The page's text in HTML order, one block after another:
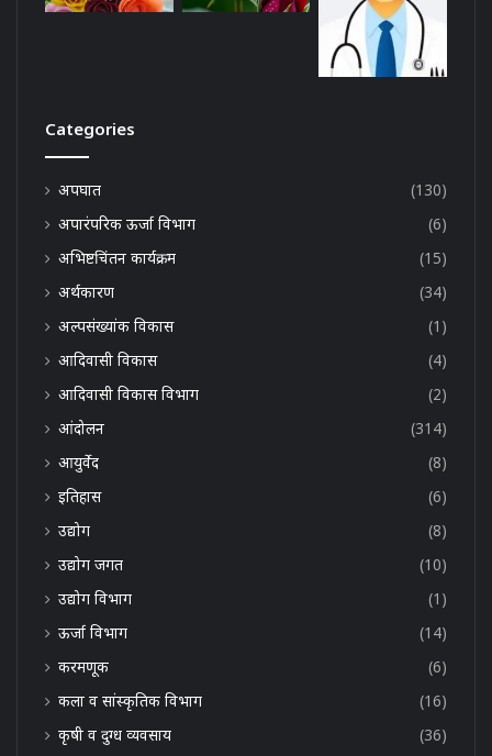
Categories
अपघात
(130)
अपारंपरिक ऊर्जा विभाग
(6)
अभिष्टचिंतन कार्यक्रम
(15)
अर्थकारण
(34)
अल्पसंख्यांक विकास
(1)
आदिवासी विकास
(4)
आदिवासी विकास विभाग
(2)
आंदोलन
(314)
आयुर्वेद
(8)
इतिहास
(6)
उद्योग
(8)
उद्योग जगत
(10)
उद्योग विभाग
(1)
ऊर्जा विभाग
(14)
करमणूक
(6)
कला व सांस्कृतिक विभाग
(16)
कृषी व दुग्ध व्यवसाय
(36)